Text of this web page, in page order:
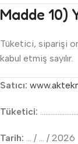
Madde 10)
Tüketici, siparişi
kabul etmiş sayılır.
Satıcı:
Tüketici:
Tarih: … / … / 2026